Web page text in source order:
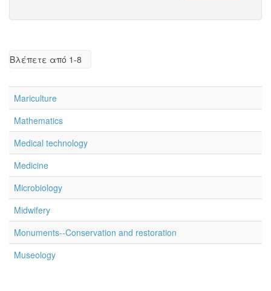
Βλέπετε από 1-8
Mariculture
Mathematics
Medical technology
Medicine
Microbiology
Midwifery
Monuments--Conservation and restoration
Museology